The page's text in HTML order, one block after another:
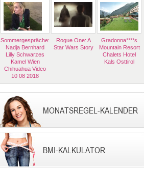
Sommergespräche:
Nadja Bernhard
Lilly Schwarzes
Kamel Wien
Chihuahua Video
10 08 2018
Rogue One: A
Star Wars Story
Gradonna****s
Mountain Resort
Chalets Hotel
Kals Osttirol
MONATSREGEL-KALENDER
BMI-KALKULATOR